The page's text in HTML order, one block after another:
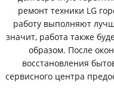
ремонт техники LG
работу выполняют
значит, работа также
образом. После
восстановления
сервисного центра